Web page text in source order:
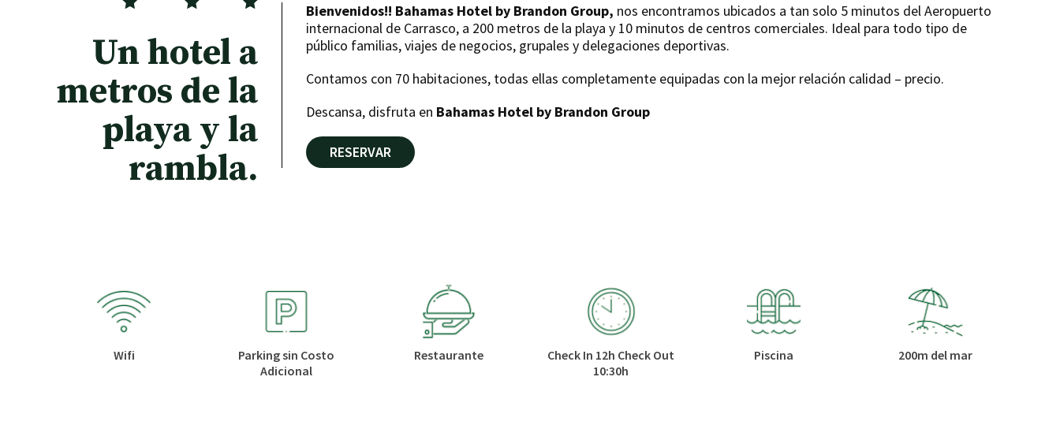
Un hotel a
metros de la
playa y la
rambla.
Bienvenidos!! Bahamas Hotel by Brandon Group, nos encontramos ubicados a tan solo 5 minutos del Aeropuerto
internacional de Carrasco, a 200 metros de la playa y 10 minutos de centros comerciales. Ideal para todo tipo de
público familias, viajes de negocios, grupales y delegaciones deportivas.
Contamos con 70 habitaciones, todas ellas completamente equipadas con la mejor relación calidad – precio.
Descansa, disfruta en Bahamas Hotel by Brandon Group
RESERVAR
Wifi
Parking sin Costo
Adicional
Restaurante
Check In 12h Check Out
10:30h
Piscina 200m del mar